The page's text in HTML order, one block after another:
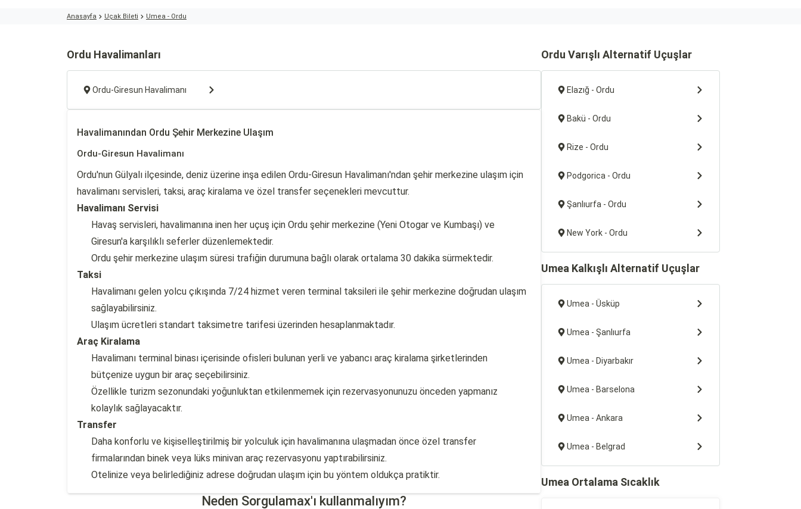
Anasayfa Uçak Bileti Umea - Ordu
Ordu Havalimanları
Ordu-Giresun Havalimanı
Havalimanından Ordu Şehir Merkezine Ulaşım
Ordu-Giresun Havalimanı
Ordu'nun Gülyalı ilçesinde, deniz üzerine inşa edilen Ordu-Giresun Havalimanı'ndan şehir merkezine ulaşım için
havalimanı servisleri, taksi, araç kiralama ve özel transfer seçenekleri mevcuttur.
Havalimanı Servisi
Havaş servisleri, havalimanına inen her uçuş için Ordu şehir merkezine (Yeni Otogar ve Kumbaşı) ve
Giresun'a karşılıklı seferler düzenlemektedir.
Ordu şehir merkezine ulaşım süresi trafiğin durumuna bağlı olarak ortalama 30 dakika sürmektedir.
Taksi
Havalimanı gelen yolcu çıkışında 7/24 hizmet veren terminal taksileri ile şehir merkezine doğrudan ulaşım
sağlayabilirsiniz.
Ulaşım ücretleri standart taksimetre tarifesi üzerinden hesaplanmaktadır.
Araç Kiralama
Havalimanı terminal binası içerisinde ofisleri bulunan yerli ve yabancı araç kiralama şirketlerinden
bütçenize uygun bir araç seçebilirsiniz.
Özellikle turizm sezonundaki yoğunluktan etkilenmemek için rezervasyonunuzu önceden yapmanız
kolaylık sağlayacaktır.
Transfer
Daha konforlu ve kişiselleştirilmiş bir yolculuk için havalimanına ulaşmadan önce özel transfer
firmalarından binek veya lüks minivan araç rezervasyonu yaptırabilirsiniz.
Otelinize veya belirlediğiniz adrese doğrudan ulaşım için bu yöntem oldukça pratiktir.
Neden Sorgulamax'ı kullanmalıyım?
Ordu Varışlı Alternatif Uçuşlar
Elazığ - Ordu
Bakü - Ordu
Rize - Ordu
Podgorica - Ordu
Şanlıurfa - Ordu
New York - Ordu
Umea Kalkışlı Alternatif Uçuşlar
Umea - Üsküp
Umea - Şanlıurfa
Umea - Diyarbakır
Umea - Barselona
Umea - Ankara
Umea - Belgrad
Umea Ortalama Sıcaklık